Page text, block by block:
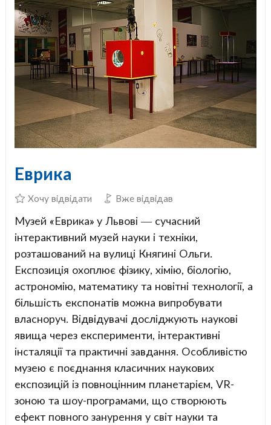
Еврика
Хочу відвідати Вже відвідав
Музей «Еврика» у Львові — сучасний
інтерактивний музей науки і техніки,
розташований на вулиці Княгині Ольги.
Експозиція охоплює фізику, хімію, біологію,
астрономію, математику та новітні технології, а
більшість експонатів можна випробувати
власноруч. Відвідувачі досліджують наукові
явища через експерименти, інтерактивні
інсталяції та практичні завдання. Особливістю
музею є поєднання класичних наукових
експозицій із повноцінним планетарієм, VR-
зоною та шоу-програмами, що створюють
ефект повного занурення у світ науки та